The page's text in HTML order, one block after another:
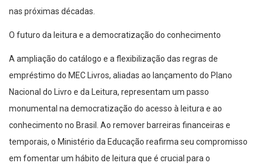
nas próximas décadas.
O futuro da leitura e a democratização do conhecimento
A ampliação do catálogo e a flexibilização das regras de
empréstimo do MEC Livros, aliadas ao lançamento do Plano
Nacional do Livro e da Leitura, representam um passo
monumental na democratização do acesso à leitura e ao
conhecimento no Brasil. Ao remover barreiras financeiras e
temporais, o Ministério da Educação reafirma seu compromisso
em fomentar um hábito de leitura que é crucial para o